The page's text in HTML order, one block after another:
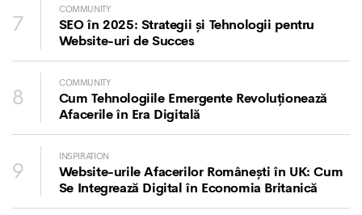
7
COMMUNITY
SEO în 2025: Strategii și Tehnologii pentru
Website-uri de Succes
8
COMMUNITY
Cum Tehnologiile Emergente Revoluționează
Afacerile în Era Digitală
9
INSPIRATION
Website-urile Afacerilor Românești în UK: Cum
Se Integrează Digital în Economia Britanică